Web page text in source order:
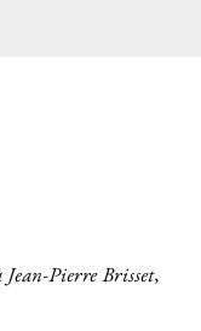
Jean-Pierre Brisset,